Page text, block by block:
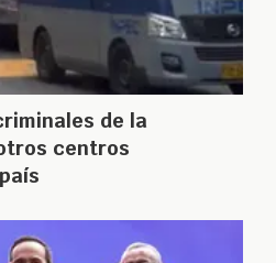
de la
centros